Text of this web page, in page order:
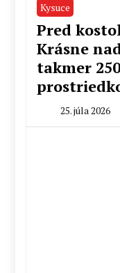
Kysuce
Pred
Krásne
takmer
25. júla 2026